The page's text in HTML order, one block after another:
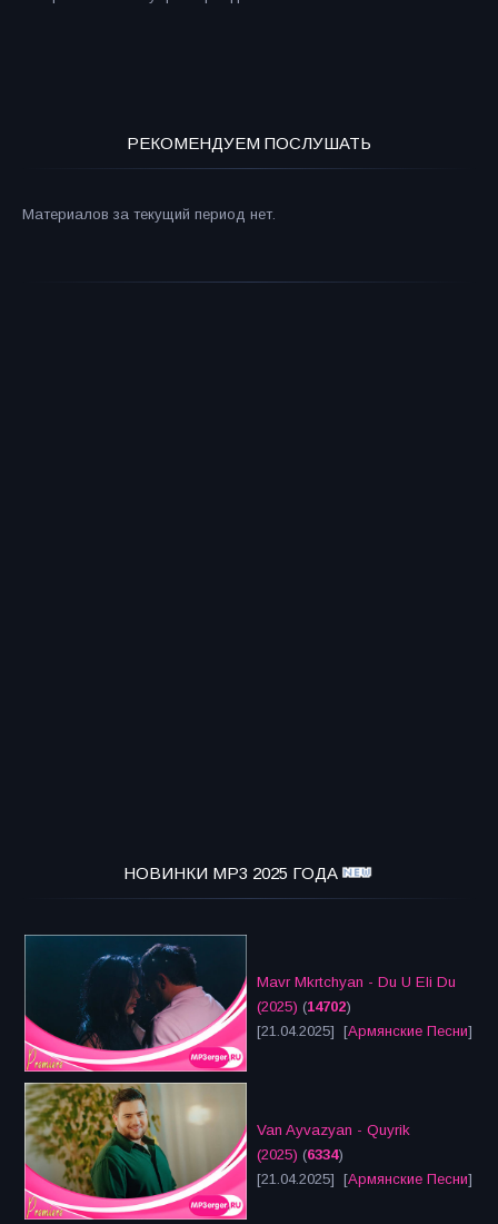
РЕКОМЕНДУЕМ ПОСЛУШАТЬ
Материалов за текущий период нет.
НОВИНКИ MP3 2025 ГОДА
Mavr Mkrtchyan - Du U Eli Du
(2025) (14702)
[21.04.2025] [Армянские Песни]
Van Ayvazyan - Quyrik
(2025) (6334)
[21.04.2025] [Армянские Песни]